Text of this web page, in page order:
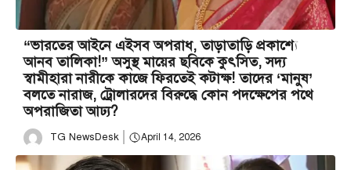
“ভারতের আইনে এইসব অপরাধ, তাড়াতাড়ি প্রকাশ্যে
আনব তালিকা!” অসুস্থ মায়ের ছবিকে কুৎসিত, সদ্য
স্বামীহারা নারীকে কাজে ফিরতেই কটাক্ষ! তাদের ‘মানুষ’
বলতে নারাজ, ট্রোলারদের বিরুদ্ধে কোন পদক্ষেপের পথে
অপরাজিতা আঢ্য?
TG NewsDesk April 14, 2026